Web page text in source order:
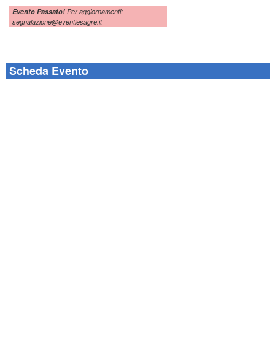
Evento Passato! Per aggiornamenti:
segnalazione@eventiesagre.it
Scheda Evento